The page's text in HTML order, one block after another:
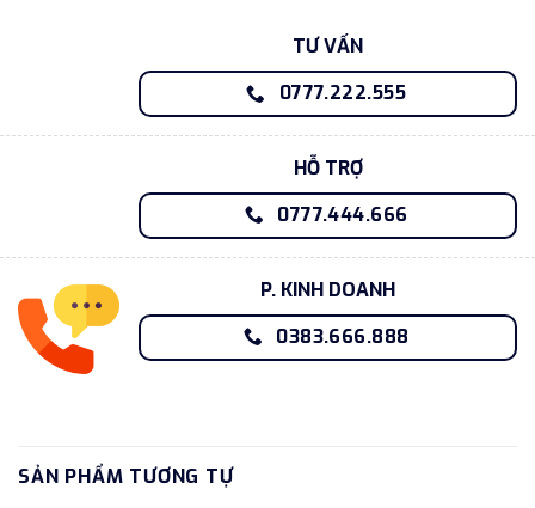
TƯ VẤN
0777.222.555
HỖ TRỢ
0777.444.666
P. KINH DOANH
0383.666.888
SẢN PHẨM TƯƠNG TỰ